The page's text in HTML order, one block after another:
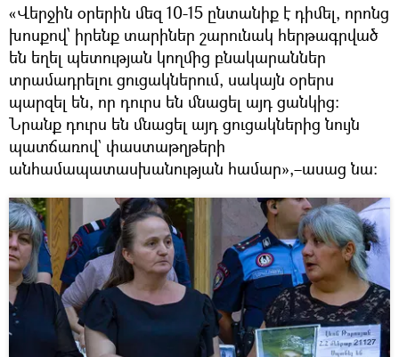
«Վերջին օրերին մեզ 10-15 ընտանիք է դիմել, որոնց
խոսքով՝ իրենք տարիներ շարունակ հերթագրված
են եղել պետության կողմից բնակարաններ
տրամադրելու ցուցակներում, սակայն օրերս
պարզել են, որ դուրս են մնացել այդ ցանկից։
Նրանք դուրս են մնացել այդ ցուցակներից նույն
պատճառով` փաստաթղթերի
անհամապատասխանության համար»,–ասաց նա։